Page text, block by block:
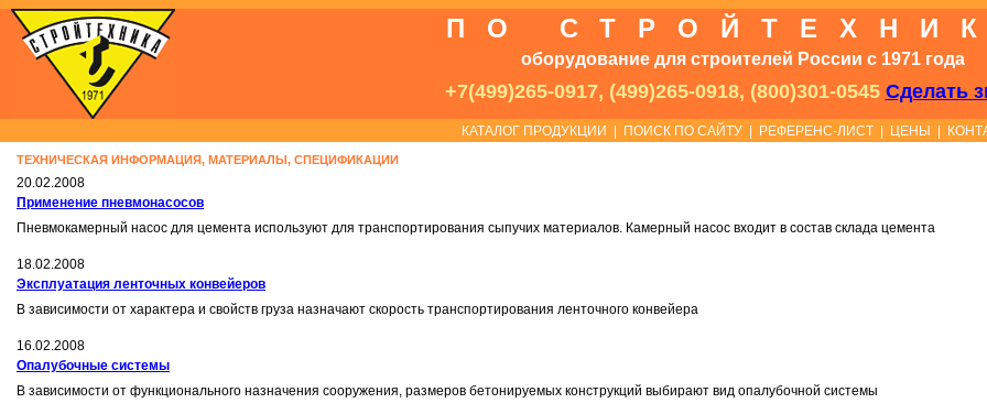
ПО
оборудование для строителей России с 1971 года
+7(499)265-0917, (499)265-0918, (800)301-0545 Сделать
КАТАЛОГ ПРОДУКЦИИ ПОИСК ПО САЙТУ РЕФЕРЕНС-ЛИСТ ЦЕНЫ
ТЕХНИЧЕСКАЯ ИНФОРМАЦИЯ, МАТЕРИАЛЫ, СПЕЦИФИКАЦИИ
20.02.2008
Применение пневмонасосов
Пневмокамерный насос для цемента используют для транспортирования сыпучих материалов. Камерный насос входит в состав склада цемента
18.02.2008
Эксплуатация ленточных конвейеров
В зависимости от характера и свойств груза назначают скорость транспортирования ленточного конвейера
16.02.2008
Опалубочные системы
В зависимости от функционального назначения сооружения, размеров бетонируемых конструкций выбирают вид опалубочной системы